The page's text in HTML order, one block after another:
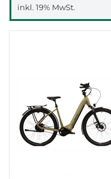
inkl. 19% MwSt.